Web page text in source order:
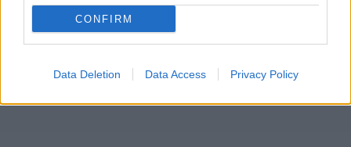
CONFIRM
Data Deletion Data Access Privacy Policy